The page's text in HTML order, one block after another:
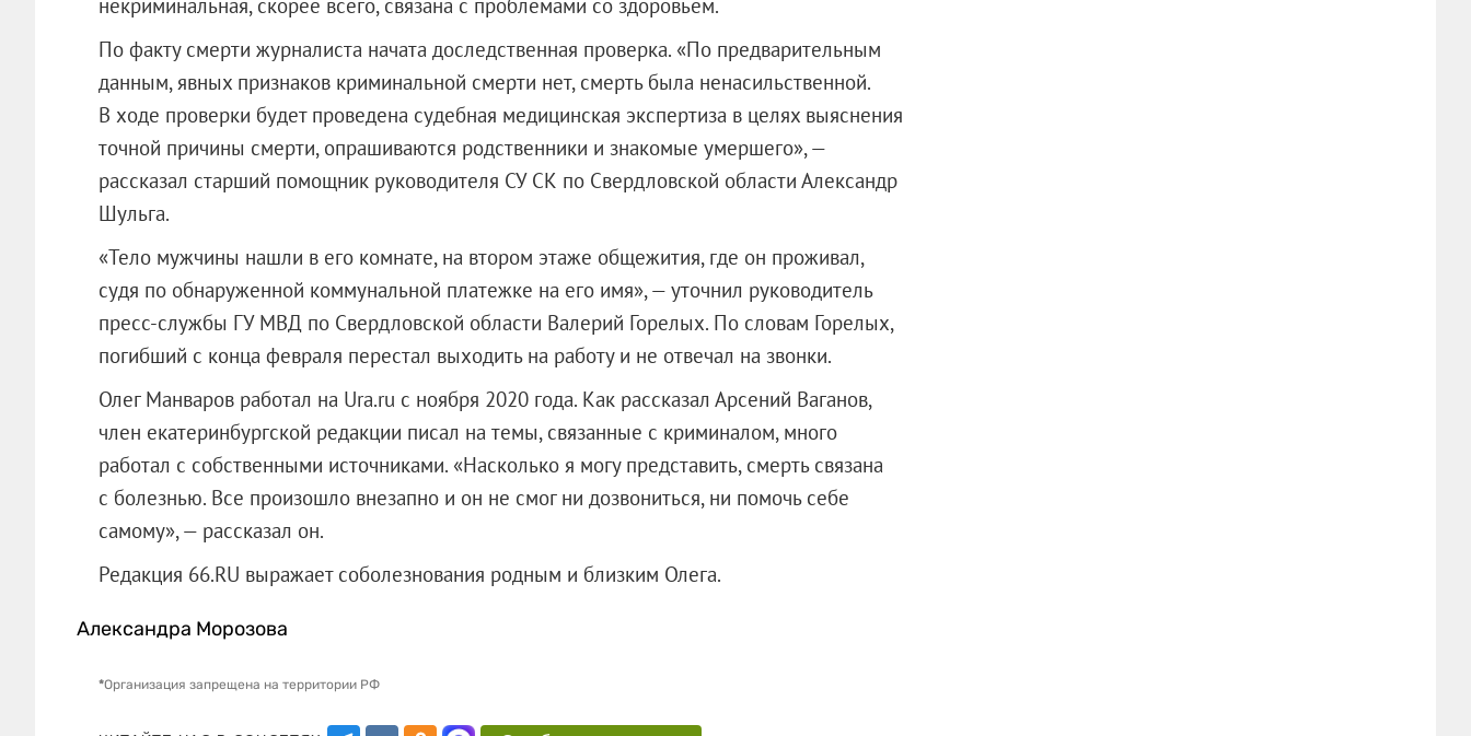
По факту смерти журналиста начата доследственная проверка. «По предварительным
данным, явных признаков криминальной смерти нет, смерть была ненасильственной.
В ходе проверки будет проведена судебная медицинская экспертиза в целях выяснения
точной причины смерти, опрашиваются родственники и знакомые умершего», —
рассказал старший помощник руководителя СУ СК по Свердловской области Александр
Шульга.
«Тело мужчины нашли в его комнате, на втором этаже общежития, где он проживал,
судя по обнаруженной коммунальной платежке на его имя», — уточнил руководитель
пресс-службы ГУ МВД по Свердловской области Валерий Горелых. По словам Горелых,
погибший с конца февраля перестал выходить на работу и не отвечал на звонки.
Олег Манваров работал на Ura.ru с ноября 2020 года. Как рассказал Арсений Ваганов,
член екатеринбургской редакции писал на темы, связанные с криминалом, много
работал с собственными источниками. «Насколько я могу представить, смерть связана
с болезнью. Все произошло внезапно и он не смог ни дозвониться, ни помочь себе
самому», — рассказал он.
Редакция 66.RU выражает соболезнования родным и близким Олега.
Александра Морозова
*Организация запрещена на территории РФ